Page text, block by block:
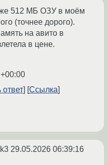
512 МБ ОЗУ в моём
(точнее дорого).
на авито в
в цене.
ответ Ссылка
29.05.2026 06:39:16